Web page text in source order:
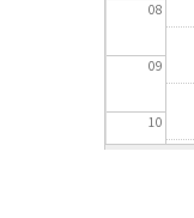
08
09
10